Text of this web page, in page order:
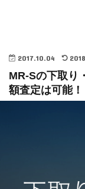
2017.10.04
MR-Sの下取り
額査定は可能！